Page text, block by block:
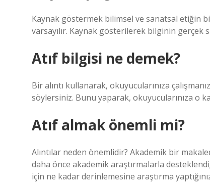
Kaynak göstermek bilimsel ve sanatsal etiğin
varsayılır. Kaynak gösterilerek bilginin gerçek
Atıf bilgisi ne demek?
Bir alıntı kullanarak, okuyucularınıza
söylersiniz. Bunu yaparak, okuyucularınıza o
Atıf almak önemli mi?
Alıntılar neden önemlidir? Akademik bir
daha önce akademik araştırmalarla
için ne kadar derinlemesine araştırma